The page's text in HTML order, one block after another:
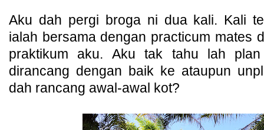
Aku dah pergi broga ni dua kali. Kali
ialah bersama dengan practicum mates
praktikum aku. Aku tak tahu lah
dirancang dengan baik ke ataupun
dah rancang awal-awal kot?